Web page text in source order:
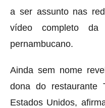
a ser assunto nas
vídeo completo da
pernambucano.
Ainda sem nome
dona do restaurante
Estados Unidos,